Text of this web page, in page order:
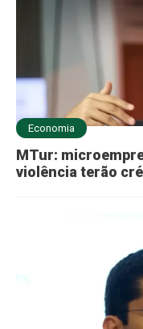
Economia
MTur:
violência terão